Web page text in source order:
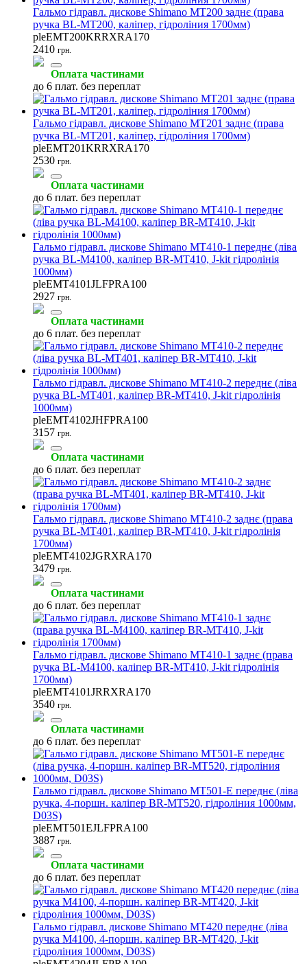
(34) (34) (33)
Педалі велосипедні
(33) (31) (31)
(26)
Обідні гальма
(18) (15)
Колеса велосипедні
(12)
Ексцентрики та вісі Кінцевики
Запчастини до шатунів
(8)
(7) (6)
Замки та піни ланцюгів
(4)
Запчастини до педалей
(4)
Конусні ключі
Інструмент для втулок
(3)
(2)
Інструмент для ланцюга
(1) (1) (1)
Гальмо гідравл. дискове Shimano MT200 заднє (права
ручка BL-MT200, каліпер, гідроліния 1700мм)
pleEMT200KRRXRA170
2410 грн.
Оплата частинами
до 6 плат. без переплат
Гальмо гідравл. дискове Shimano MT201 заднє (права
ручка BL-MT201, каліпер, гідроліния 1700мм)
pleEMT201KRRXRA170
2530 грн.
Оплата частинами
до 6 плат. без переплат
Гальмо гідравл. дискове Shimano MT410-1 переднє (ліва
ручка BL-M4100, каліпер BR-MT410, J-kit гідролінія
1000мм)
pleEMT4101JLFPRA100
2927 грн.
Оплата частинами
до 6 плат. без переплат
Гальмо гідравл. дискове Shimano MT410-2 переднє (ліва
ручка BL-MT401, каліпер BR-MT410, J-kit гідролінія
1000мм)
pleEMT4102JHFPRA100
3157 грн.
Оплата частинами
до 6 плат. без переплат
Гальмо гідравл. дискове Shimano MT410-2 заднє (права
ручка BL-MT401, каліпер BR-MT410, J-kit гідролінія
1700мм)
pleEMT4102JGRXRA170
3479 грн.
Оплата частинами
до 6 плат. без переплат
Гальмо гідравл. дискове Shimano MT410-1 заднє (права
ручка BL-M4100, каліпер BR-MT410, J-kit гідролінія
1700мм)
pleEMT4101JRRXRA170
3540 грн.
Оплата частинами
до 6 плат. без переплат
Гальмо гідравл. дискове Shimano MT501-E переднє (ліва
ручка, 4-поршн. каліпер BR-MT520, гідроліния 1000мм,
D03S)
pleEMT501EJLFPRA100
3887 грн.
Оплата частинами
до 6 плат. без переплат
Гальмо гідравл. дискове Shimano MT420 переднє (ліва
ручка M4100, 4-поршн. каліпер BR-MT420, J-kit
гідроліния 1000мм, D03S)